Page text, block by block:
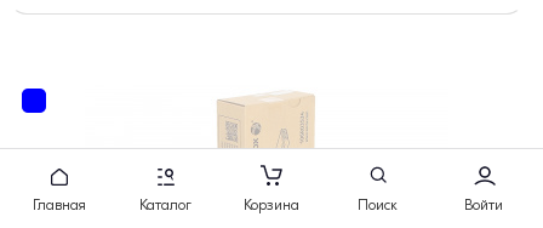
Главная Каталог Корзина Поиск Войти